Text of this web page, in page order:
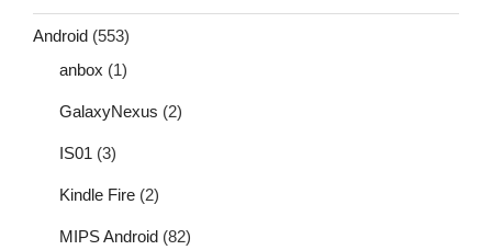
Android (553)
anbox (1)
GalaxyNexus (2)
IS01 (3)
Kindle Fire (2)
MIPS Android (82)